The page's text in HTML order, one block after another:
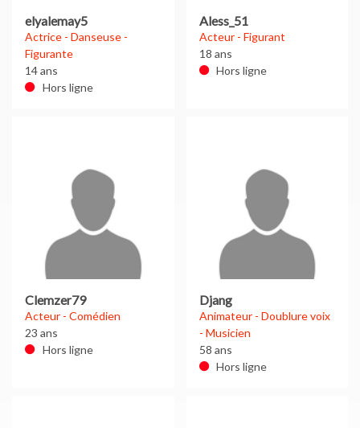
elyalemay5
Actrice - Danseuse -
Figurante
14 ans
Hors ligne
Aless_51
Acteur - Figurant
18 ans
Hors ligne
Clemzer79
Acteur - Comédien
23 ans
Hors ligne
Djang
Animateur - Doublure voix
- Musicien
58 ans
Hors ligne